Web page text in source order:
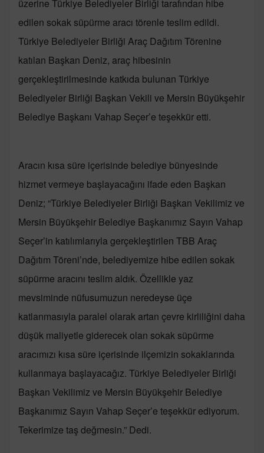
üzerine Türkiye Belediyeler Birliği tarafından hibe
edilen sokak süpürme aracı törenle teslim edildi.
Türkiye Belediyeler Birliği Araç Dağıtım Törenine
katılan Başkan Deniz, araç hibesinin
gerçekleştirilmesinde katkıda bulunan Türkiye
Belediyeler Birliği Başkan Vekili ve Mersin Büyükşehir
Belediye Başkanı Vahap Seçer’e teşekkür etti.
Aracın kısa süre içerisinde belediye bünyesinde
hizmet vermeye başlayacağını ifade eden Başkan
Deniz; “Türkiye Belediyeler Birliği Başkan Vekilimiz ve
Mersin Büyükşehir Belediye Başkanımız Sayın Vahap
Seçer’in katılımlarıyla gerçekleştirilen TBB Araç
Dağıtım Töreni’nde, belediyemize hibe edilen sokak
süpürme aracını teslim aldık. Özellikle yaz
mevsiminde nüfusumuzun neredeyse üçe
katlanmasıyla paralel olarak artan çevre kirliliğini daha
düşük maliyetle giderecek olan sokak süpürme
aracımızı kısa süre içerisinde ilçemizin sokaklarında
kullanmaya başlayacağız. Türkiye Belediyeler Birliği
Başkan Vekilimiz ve Mersin Büyükşehir Belediye
Başkanımız Sayın Vahap Seçer’e teşekkür ediyorum.
Tekerimize taş değmesin.” Dedi.